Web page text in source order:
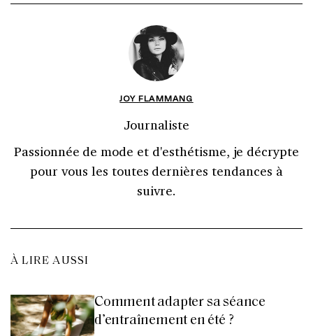
JOY FLAMMANG
Journaliste
Passionnée de mode et d'esthétisme, je décrypte
pour vous les toutes dernières tendances à
suivre.
À LIRE AUSSI
Comment adapter sa séance
d’entraînement en été ?